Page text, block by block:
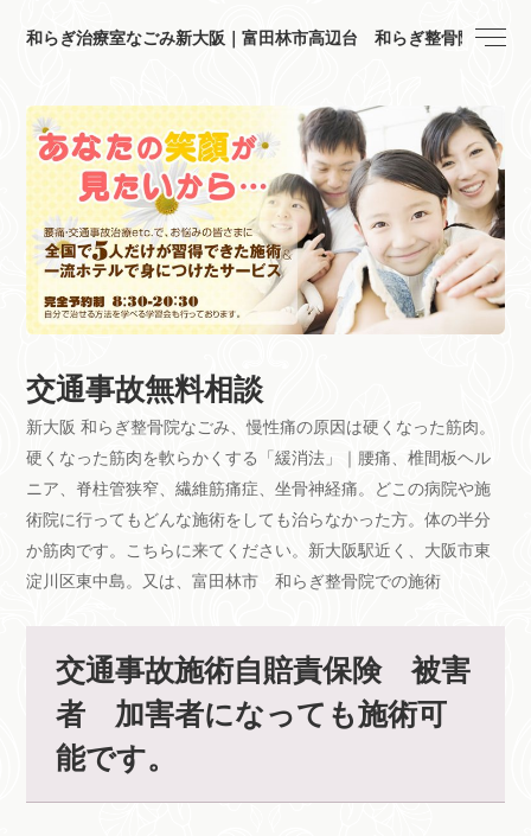
和らぎ治療室なごみ新大阪｜富田林市高辺台 和らぎ整骨院
交通事故無料相談
新大阪 和らぎ整骨院なごみ、慢性痛の原因は硬くなった筋肉。
硬くなった筋肉を軟らかくする「緩消法」｜腰痛、椎間板ヘル
ニア、脊柱管狭窄、繊維筋痛症、坐骨神経痛。どこの病院や施
術院に行ってもどんな施術をしても治らなかった方。体の半分
か筋肉です。こちらに来てください。新大阪駅近く、大阪市東
淀川区東中島。又は、富田林市 和らぎ整骨院での施術
交通事故施術自賠責保険 被害
者 加害者になっても施術可
能です。